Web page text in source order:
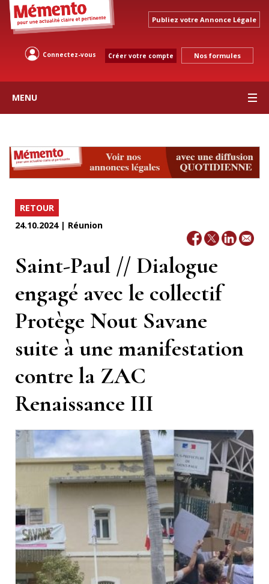
Publiez votre Annonce Légale
Connectez-vous Créer votre compte Nos formules
MENU
RETOUR
24.10.2024 | Réunion
Saint-Paul // Dialogue
engagé avec le collectif
Protège Nout Savane
suite à une manifestation
contre la ZAC
Renaissance III